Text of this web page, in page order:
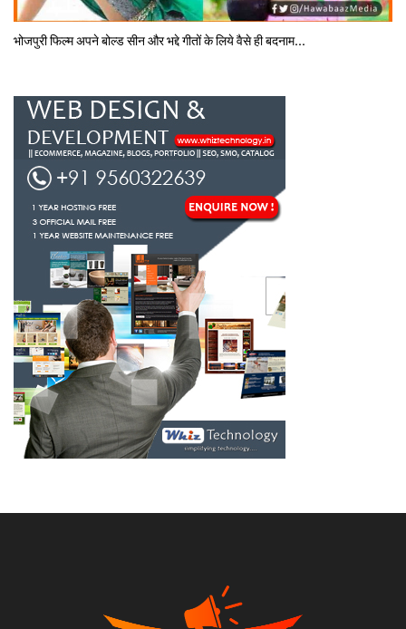
भोजपुरी फिल्‍म अपने बोल्‍ड सीन और भद्दे गीतों के लिये वैसे ही बदनाम...